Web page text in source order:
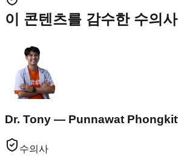
이 콘텐츠를 감수한 수의사
Dr. Tony — Punnawat
수의사